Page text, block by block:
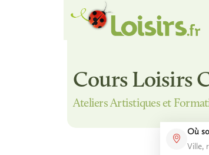
Cours Loisirs
Ateliers Artistiques et
Où